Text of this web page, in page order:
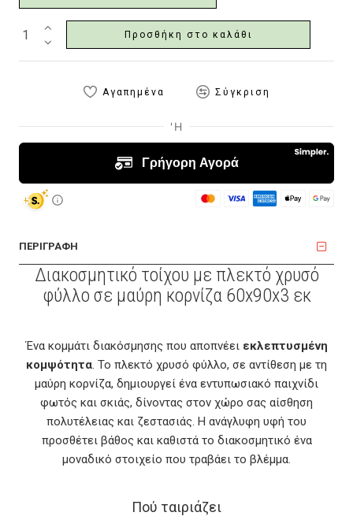
Προσθήκη στο καλάθι
Αγαπημένα Σύγκριση
ΠΕΡΙΓΡΑΦΗ
Διακοσμητικό τοίχου με πλεκτό χρυσό
φύλλο σε μαύρη κορνίζα 60x90x3 εκ
Ένα κομμάτι διακόσμησης που αποπνέει εκλεπτυσμένη
κομψότητα. Το πλεκτό χρυσό φύλλο, σε αντίθεση με τη
μαύρη κορνίζα, δημιουργεί ένα εντυπωσιακό παιχνίδι
φωτός και σκιάς, δίνοντας στον χώρο σας αίσθηση
πολυτέλειας και ζεστασιάς. Η ανάγλυφη υφή του
προσθέτει βάθος και καθιστά το διακοσμητικό ένα
μοναδικό στοιχείο που τραβάει το βλέμμα.
Πού ταιριάζει